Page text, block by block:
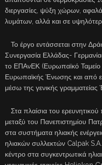
διεργασίες, ψύξη χώρων,
λυμάτων, αλλά και σε
Το έργο εντάσσεται στην
Συνεργασία Ελλάδας-
το ΕΠΑνΕΚ (Ευρωπαϊκό Ταμείο
Ευρωπαϊκής Ένωσης και από
μέσω της γενικής γραμματείας
Στα πλαίσια του
μεταξύ του Πανεπιστημίου
στα συστήματα ηλιακής
ηλιακών συλλεκτών Calpak
κέντρο στα συγκεντρωτικά